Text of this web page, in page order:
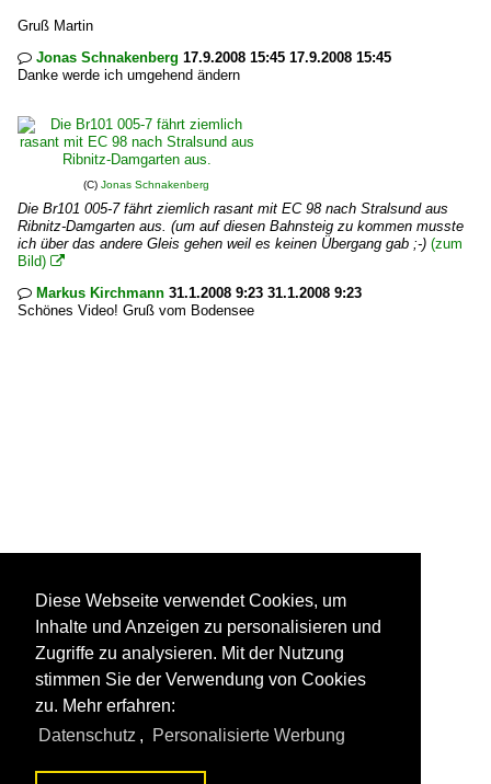
Gruß Martin
 Jonas Schnakenberg 17.9.2008 15:45 17.9.2008 15:45
Danke werde ich umgehend ändern
(C) Jonas Schnakenberg
Die Br101 005-7 fährt ziemlich rasant mit EC 98 nach Stralsund aus
Ribnitz-Damgarten aus. (um auf diesen Bahnsteig zu kommen musste
ich über das andere Gleis gehen weil es keinen Übergang gab ;-) (zum
Bild) 
 Markus Kirchmann 31.1.2008 9:23 31.1.2008 9:23
Schönes Video! Gruß vom Bodensee
Diese Webseite verwendet Cookies, um
Inhalte und Anzeigen zu personalisieren und
Zugriffe zu analysieren. Mit der Nutzung
stimmen Sie der Verwendung von Cookies
zu. Mehr erfahren:
Datenschutz , Personalisierte Werbung